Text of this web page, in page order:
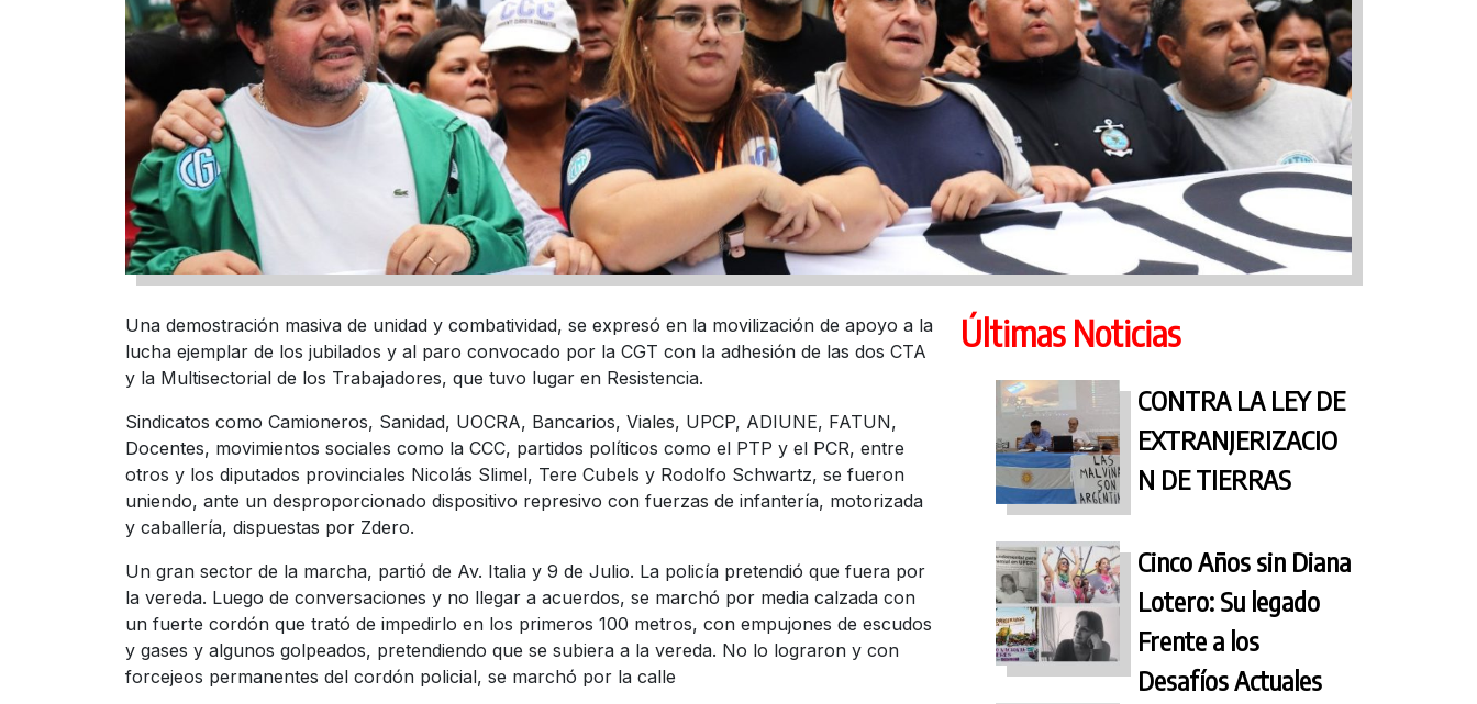
Una demostración masiva de unidad y combatividad, se expresó en la movilización de apoyo a la
lucha ejemplar de los jubilados y al paro convocado por la CGT con la adhesión de las dos CTA
y la Multisectorial de los Trabajadores, que tuvo lugar en Resistencia.
Sindicatos como Camioneros, Sanidad, UOCRA, Bancarios, Viales, UPCP, ADIUNE, FATUN,
Docentes, movimientos sociales como la CCC, partidos políticos como el PTP y el PCR, entre
otros y los diputados provinciales Nicolás Slimel, Tere Cubels y Rodolfo Schwartz, se fueron
uniendo, ante un desproporcionado dispositivo represivo con fuerzas de infantería, motorizada
y caballería, dispuestas por Zdero.
Un gran sector de la marcha, partió de Av. Italia y 9 de Julio. La policía pretendió que fuera por
la vereda. Luego de conversaciones y no llegar a acuerdos, se marchó por media calzada con
un fuerte cordón que trató de impedirlo en los primeros 100 metros, con empujones de escudos
y gases y algunos golpeados, pretendiendo que se subiera a la vereda. No lo lograron y con
forcejeos permanentes del cordón policial, se marchó por la calle
Últimas Noticias
CONTRA LA LEY DE
EXTRANJERIZACIO
N DE TIERRAS
Cinco Años sin Diana
Lotero: Su legado
Frente a los
Desafíos Actuales